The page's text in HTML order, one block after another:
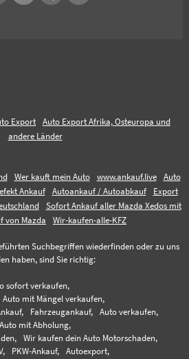
Export
Auto Export Afrika, Osteuropa und
andere Länder
Wer kauft mein Auto www.ankauf.live
Auto
Ankauf Autoankauf / Autoabkauf
Export
Sofort Ankauf aller Mazda Xedos mit
von Mazda
Wir-kaufen-alle-KFZ
Suchbegriffen wiederfinden oder zu uns
haben, sind Sie richtig:
sofort verkaufen,
Auto mit Mängel verkaufen,
Fahrzeugankauf,
Auto verkaufen,
mit Abholung,
Wir kaufen dein Auto Motorschaden,
PKW-Ankauf, Autoexport,